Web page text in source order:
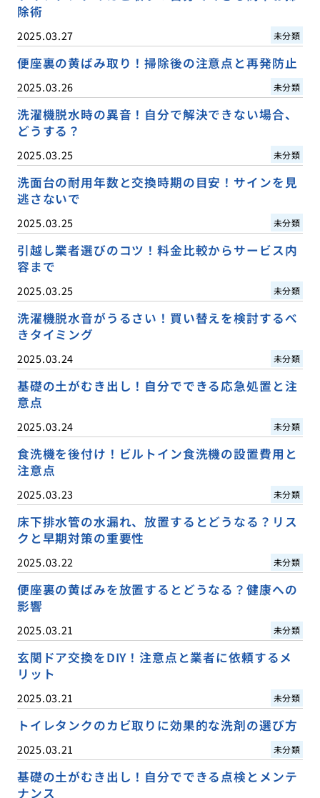
除術
2025.03.27 未分類
便座裏の黄ばみ取り！掃除後の注意点と再発防止
2025.03.26 未分類
洗濯機脱水時の異音！自分で解決できない場合、
どうする？
2025.03.25 未分類
洗面台の耐用年数と交換時期の目安！サインを見
逃さないで
2025.03.25 未分類
引越し業者選びのコツ！料金比較からサービス内
容まで
2025.03.25 未分類
洗濯機脱水音がうるさい！買い替えを検討するべ
きタイミング
2025.03.24 未分類
基礎の土がむき出し！自分でできる応急処置と注
意点
2025.03.24 未分類
食洗機を後付け！ビルトイン食洗機の設置費用と
注意点
2025.03.23 未分類
床下排水管の水漏れ、放置するとどうなる？リス
クと早期対策の重要性
2025.03.22 未分類
便座裏の黄ばみを放置するとどうなる？健康への
影響
2025.03.21 未分類
玄関ドア交換をDIY！注意点と業者に依頼するメ
リット
2025.03.21 未分類
トイレタンクのカビ取りに効果的な洗剤の選び方
2025.03.21 未分類
基礎の土がむき出し！自分でできる点検とメンテ
ナンス